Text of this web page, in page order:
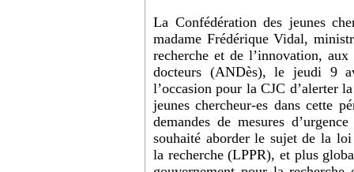
La Confédération des jeunes
madame Frédérique Vidal,
recherche et de l’innovation,
docteurs (ANDès), le jeudi 9
l’occasion pour la CJC d’alerter
jeunes chercheur-es dans cette
demandes de mesures
souhaité aborder le sujet de la
la recherche (LPPR), et plus